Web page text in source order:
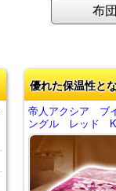
布
優れた保温性と
帝人アクシア ブ
ングル レッド